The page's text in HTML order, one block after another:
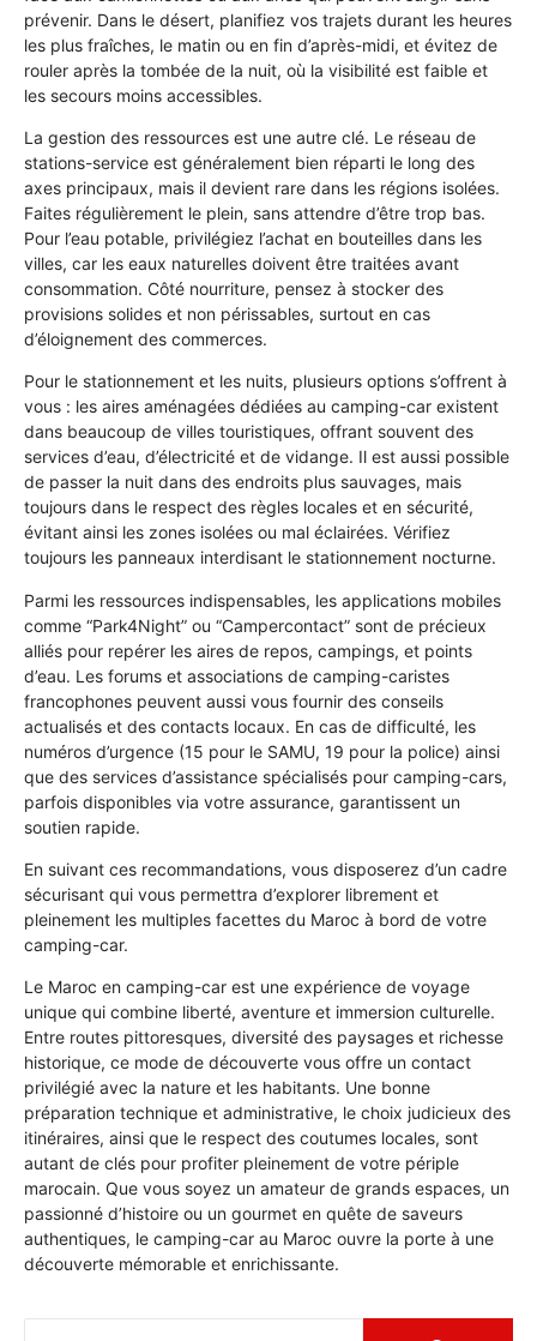
prévenir. Dans le désert, planifiez vos trajets durant les heures
les plus fraîches, le matin ou en fin d’après-midi, et évitez de
rouler après la tombée de la nuit, où la visibilité est faible et
les secours moins accessibles.
La gestion des ressources est une autre clé. Le réseau de
stations-service est généralement bien réparti le long des
axes principaux, mais il devient rare dans les régions isolées.
Faites régulièrement le plein, sans attendre d’être trop bas.
Pour l’eau potable, privilégiez l’achat en bouteilles dans les
villes, car les eaux naturelles doivent être traitées avant
consommation. Côté nourriture, pensez à stocker des
provisions solides et non périssables, surtout en cas
d’éloignement des commerces.
Pour le stationnement et les nuits, plusieurs options s’offrent à
vous : les aires aménagées dédiées au camping-car existent
dans beaucoup de villes touristiques, offrant souvent des
services d’eau, d’électricité et de vidange. Il est aussi possible
de passer la nuit dans des endroits plus sauvages, mais
toujours dans le respect des règles locales et en sécurité,
évitant ainsi les zones isolées ou mal éclairées. Vérifiez
toujours les panneaux interdisant le stationnement nocturne.
Parmi les ressources indispensables, les applications mobiles
comme “Park4Night” ou “Campercontact” sont de précieux
alliés pour repérer les aires de repos, campings, et points
d’eau. Les forums et associations de camping-caristes
francophones peuvent aussi vous fournir des conseils
actualisés et des contacts locaux. En cas de difficulté, les
numéros d’urgence (15 pour le SAMU, 19 pour la police) ainsi
que des services d’assistance spécialisés pour camping-cars,
parfois disponibles via votre assurance, garantissent un
soutien rapide.
En suivant ces recommandations, vous disposerez d’un cadre
sécurisant qui vous permettra d’explorer librement et
pleinement les multiples facettes du Maroc à bord de votre
camping-car.
Le Maroc en camping-car est une expérience de voyage
unique qui combine liberté, aventure et immersion culturelle.
Entre routes pittoresques, diversité des paysages et richesse
historique, ce mode de découverte vous offre un contact
privilégié avec la nature et les habitants. Une bonne
préparation technique et administrative, le choix judicieux des
itinéraires, ainsi que le respect des coutumes locales, sont
autant de clés pour profiter pleinement de votre périple
marocain. Que vous soyez un amateur de grands espaces, un
passionné d’histoire ou un gourmet en quête de saveurs
authentiques, le camping-car au Maroc ouvre la porte à une
découverte mémorable et enrichissante.